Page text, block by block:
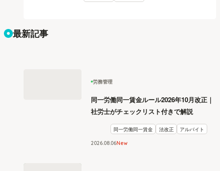
最新記事
労務管理
同一労働同一賃金ルール2026年10月改正｜
社労士がチェックリスト付きで解説
同一労働同一賃金 法改正 アルバイト
2026.08 06New